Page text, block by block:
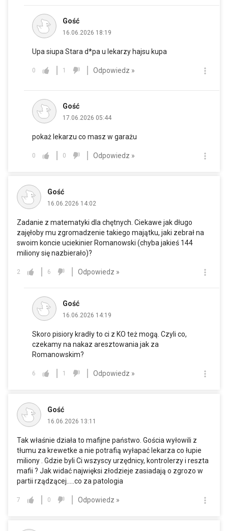
Gość
16.06.2026 18:19
Upa siupa Stara d*pa u lekarzy hajsu kupa
0 1 Odpowiedz »
Gość
17.06.2026 05:44
pokaż lekarzu co masz w garażu
0 0 Odpowiedz »
Gość
16.06.2026 14:02
Zadanie z matematyki dla chętnych. Ciekawe jak długo
zajęłoby mu zgromadzenie takiego majątku, jaki zebrał na
swoim koncie uciekinier Romanowski (chyba jakieś 144
miliony się nazbierało)?
2 6 Odpowiedz »
Gość
16.06.2026 14:19
Skoro pisiory kradły to ci z KO też mogą. Czyli co,
czekamy na nakaz aresztowania jak za
Romanowskim?
6 1 Odpowiedz »
Gość
16.06.2026 13:11
Tak właśnie działa to mafijne państwo. Gościa wyłowili z
tłumu za krewetke a nie potrafią wyłapać lekarza co łupie
miliony . Gdzie byli Ci wszyscy urzędnicy, kontrolerzy i reszta
mafii ? Jak widać najwięksi złodzieje zasiadają o zgrozo w
partii rządzącej.....co za patologia
7 0 Odpowiedz »